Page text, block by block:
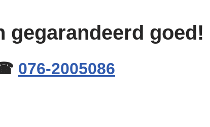
gegarandeerd goed!
076-2005086